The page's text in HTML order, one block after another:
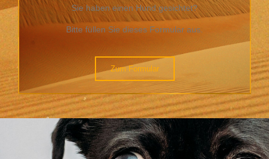
Sie haben einen Hund gesichtet?
Bitte füllen Sie dieses Formular aus.
Zum Formular